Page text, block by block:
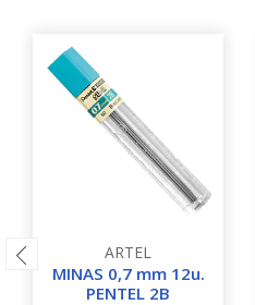
ARTEL
MINAS 0,7 mm 12u.
PENTEL 2B